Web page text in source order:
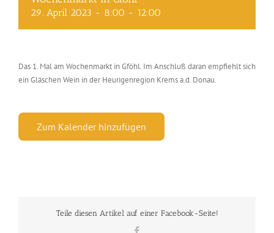
29. April 2023 - 8:00 - 12:00
Das 1. Mal am Wochenmarkt in Gföhl. Im Anschluß daran empfiehlt sich
ein Gläschen Wein in der Heurigenregion Krems a.d. Donau.
Zum Kalender hinzufügen
Teile diesen Artikel auf einer Facebook-Seite!